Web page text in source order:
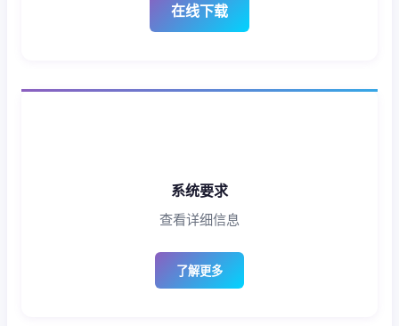
在线下载
系统要求
查看详细信息
了解更多